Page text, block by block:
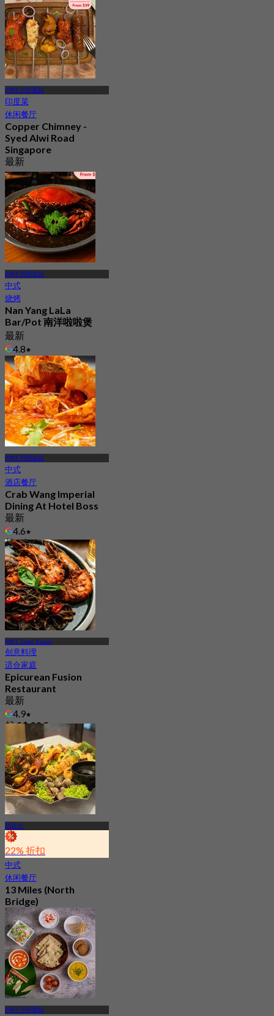
4.6
起S$ 31
MRT 小印度站
印度菜
休闲餐厅
Copper Chimney -
Syed Alwi Road
Singapore
最新
4.2
起S$ 24.5
MRT 劳明达站
中式
烧烤
Nan Yang LaLa
Bar/Pot 南洋啦啦煲
最新
4.8
起S$ 31.25
MRT 劳明达站
中式
酒店餐厅
Crab Wang Imperial
Dining At Hotel Boss
最新
4.6
起S$ 24.5
MRT Jalan Besar
创意料理
适合家庭
Epicurean Fusion
Restaurant
最新
4.9
起S$ 23.5
武吉士
22% 折扣
中式
休闲餐厅
13 Miles (North
Bridge)
最新
4.8
起S$ 29
MRT 小印度站